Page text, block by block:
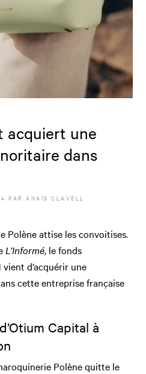
acquiert une
dans
PARANAÏS CLAVELL
Polène attise les convoitises.
L’Informé, le fonds
d’acquérir une
cette entreprise française
Capital à
Polène quitte le